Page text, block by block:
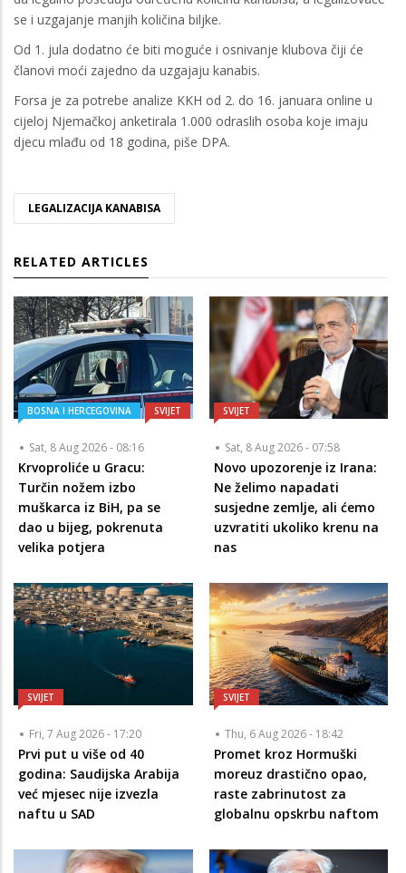
se i uzgajanje manjih količina biljke.
Od 1. jula dodatno će biti moguće i osnivanje klubova čiji će
članovi moći zajedno da uzgajaju kanabis.
Forsa je za potrebe analize KKH od 2. do 16. januara online u
cijeloj Njemačkoj anketirala 1.000 odraslih osoba koje imaju
djecu mlađu od 18 godina, piše DPA.
LEGALIZACIJA KANABISA
RELATED ARTICLES
BOSNA I HERCEGOVINA SVIJET
Sat, 8 Aug 2026 - 08:16
Krvoproliće u Gracu:
Turčin nožem izbo
muškarca iz BiH, pa se
dao u bijeg, pokrenuta
velika potjera
SVIJET
Sat, 8 Aug 2026 - 07:58
Novo upozorenje iz Irana:
Ne želimo napadati
susjedne zemlje, ali ćemo
uzvratiti ukoliko krenu na
nas
SVIJET
Fri, 7 Aug 2026 - 17:20
Prvi put u više od 40
godina: Saudijska Arabija
već mjesec nije izvezla
naftu u SAD
SVIJET
Thu, 6 Aug 2026 - 18:42
Promet kroz Hormuški
moreuz drastično opao,
raste zabrinutost za
globalnu opskrbu naftom